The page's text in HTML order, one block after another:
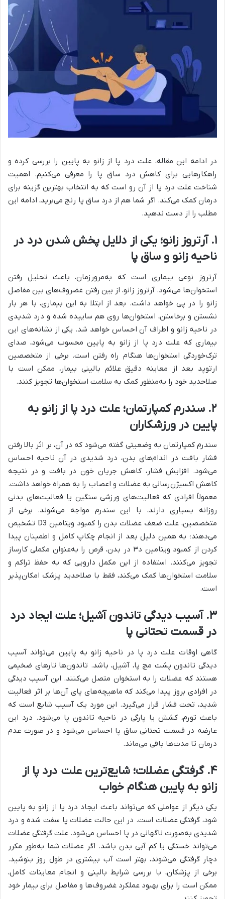
در ادامه این مقاله، علت درد پا از زانو به پایین را بررسی کرده و
راهکارهایی برای کاهش درد ساق پا را معرفی می‌کنیم. اهمیت
شناخت علت درد پا از آن رو است که به انتخاب بهترین گزینه برای
درمان کمک می‌کند. اگر شما هم از درد ساق پا رنج می‌برید، ادامه این
مطلب را از دست ندهید.
۱.آرتروز زانو؛ یکی از دلایل پخش شدن درد در
ناحیه زانو و ساق پا
آرتروز نوعی بیماری است که به‌مرورزمان، باعث تحلیل رفتن
استخوان‌ها می‌شود. آرتروز زانو، از بین رفتن غضروف‌های بین مفاصل
زانو را در پی خواهد داشت. بعد از ابتلا به این بیماری، با هر بار
نشستن و برخاستن، استخوان‌ها روی هم ساییده شده و درد شدیدی
در ناحیه زانو و اطراف آن احساس خواهد شد. یکی از نشانه‌های این
بیماری که علت درد پا از زانو به پایین محسوب می‌شود، صدای
ترک‌خوردگی استخوان‌ها هنگام راه رفتن است. برخی از متخصصین
ارتوپد بعد از معاینه دقیق علائم بالینی بیمار، ممکن است با
صلاحدید خود را به‌منظور کمک به سلامت استخوان‌ها تجویز کنند.
۲. سندرم کمپارتمان؛ علت درد پا از زانو به
پایین در ورزشکاران
سندرم کمپارتمان به وضعیتی گفته می‌شود که در آن، بر اثر بالا رفتن
فشار بافت در اندام‌های بدن، درد شدیدی در آن ناحیه احساس
می‌شود. افزایش فشار، کاهش جریان خون در بافت و در نتیجه
کاهش اکسیژن‌رسانی به عضلات و اعصاب را به همراه خواهد داشت.
معمولاً افرادی که فعالیت‌های ورزشی سنگین یا فعالیت‌های بدنی
روزانه بسیاری دارند، با این سندرم مواجه می‌شوند. برخی از
متخصصین، علت ضعف عضلات بدن را کمبود ویتامین D3 تشخیص
می‌دهند؛ به همین دلیل بعد از انجام چکاپ کامل و اطمینان پیدا
کردن از کمبود ویتامین د۳ در بدن، قرص را به‌عنوان مکملی کارساز
تجویز می‌کنند. استفاده از این مکمل دارویی که به حفظ تراکم و
سلامت استخوان‌ها کمک می‌کند، فقط با صلاحدید پزشک امکان‌پذیر
است.
۳.آسیب دیدگی تاندون آشیل؛ علت ایجاد درد
در قسمت تحتانی پا
گاهی اوقات علت درد پا در ناحیه زانو به پایین می‌تواند آسیب
دیدگی تاندون پشت مچ پا، آشیل، باشد. تاندون‌ها تارهای ضخیمی
هستند که عضلات را به استخوان متصل می‌کنند. این آسیب دیدگی
در افرادی بروز پیدا می‌کند که ماهیچه‌های پای آن‌ها بر اثر فعالیت
شدید، تحت فشار قرار می‌گیرد. این مورد یک آسیب شایع است که
باعث تورم، کشش یا پارگی در ناحیه تاندون‌ پا می‌شود. درد این
عارضه در قسمت تحتانی ساق پا احساس می‌شود و در صورت عدم
درمان تا مدت‌ها باقی می‌ماند.
۴.گرفتگی عضلات؛ شایع‌ترین علت درد پا از
زانو به پایین هنگام خواب
یکی دیگر از عواملی که می‌تواند باعث ایجاد درد پا از زانو به پایین
شود، گرفتگی عضلات است. در این حالت عضلات پا سفت شده و درد
شدیدی به‌صورت ناگهانی در پا احساس می‌شود. علت گرفتگی عضلات
می‌تواند خستگی یا کم آبی بدن باشد. اگر عضلات شما به‌طور مکرر
دچار گرفتگی می‌شوند، بهتر است آب بیشتری در طول روز بنوشید.
برخی از پزشکان، با بررسی شرایط بالینی و انجام معاینات کامل،
ممکن است را برای بهبود عملکرد غضروف‌ها و مفاصل برای بیمار خود